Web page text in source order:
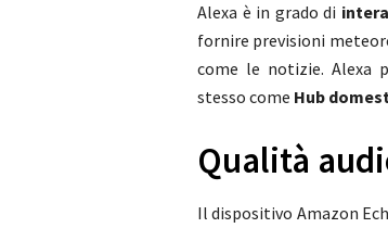
Alexa è in grado di
fornire previsioni
come le notizie. Alexa
stesso come Hub
Qualità
Il dispositivo Amazon